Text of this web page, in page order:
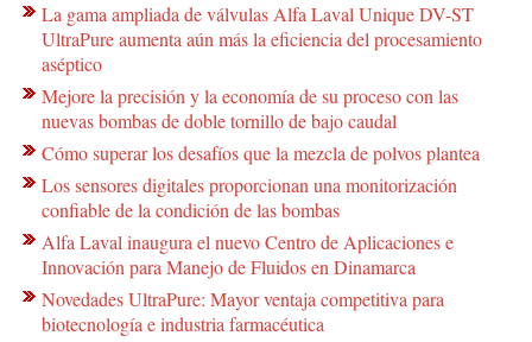
La gama ampliada de válvulas Alfa Laval Unique DV-ST
UltraPure aumenta aún más la eficiencia del procesamiento
aséptico
Mejore la precisión y la economía de su proceso con las
nuevas bombas de doble tornillo de bajo caudal
Cómo superar los desafíos que la mezcla de polvos plantea
Los sensores digitales proporcionan una monitorización
confiable de la condición de las bombas
Alfa Laval inaugura el nuevo Centro de Aplicaciones e
Innovación para Manejo de Fluidos en Dinamarca
Novedades UltraPure: Mayor ventaja competitiva para
biotecnología e industria farmacéutica